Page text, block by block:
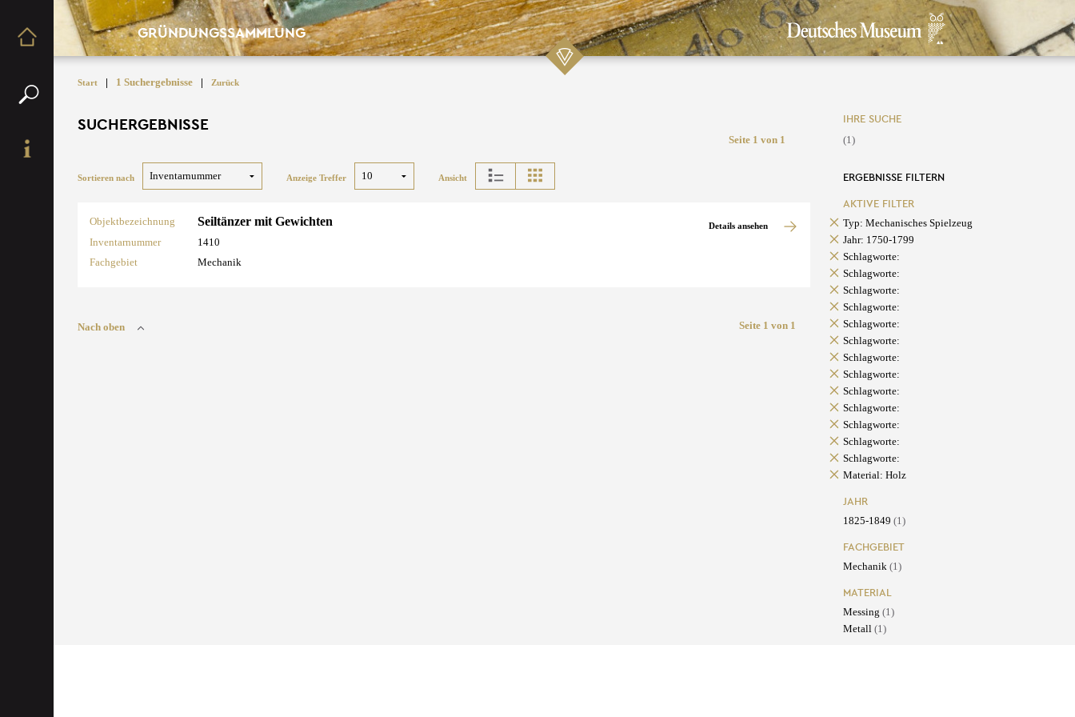
GRÜNDUNGSSAMMLUNG
Start | 1 Suchergebnisse | Zurück
SUCHERGEBNISSE
Seite 1 von 1
Sortieren nach Anzeige Treffer Ansicht
Objektbezeichnung Seiltänzer mit Gewichten
Inventarnummer
1410
Fachgebiet
Mechanik
Details ansehen
Nach oben Seite 1 von 1
IHRE SUCHE
(1)
ERGEBNISSE FILTERN
AKTIVE FILTER
Typ: Mechanisches Spielzeug
Jahr: 1750-1799
Schlagworte:
Schlagworte:
Schlagworte:
Schlagworte:
Schlagworte:
Schlagworte:
Schlagworte:
Schlagworte:
Schlagworte:
Schlagworte:
Schlagworte:
Schlagworte:
Schlagworte:
Material: Holz
JAHR
1825-1849 (1)
FACHGEBIET
Mechanik (1)
MATERIAL
Messing (1)
Metall (1)